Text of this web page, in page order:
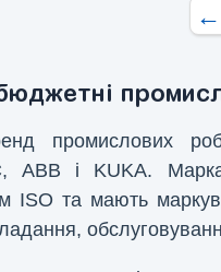
←
промислових
ABB і KUKA.
ISO та мають